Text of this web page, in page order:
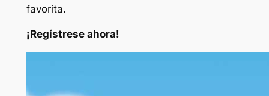
favorita.
¡Regístrese ahora!